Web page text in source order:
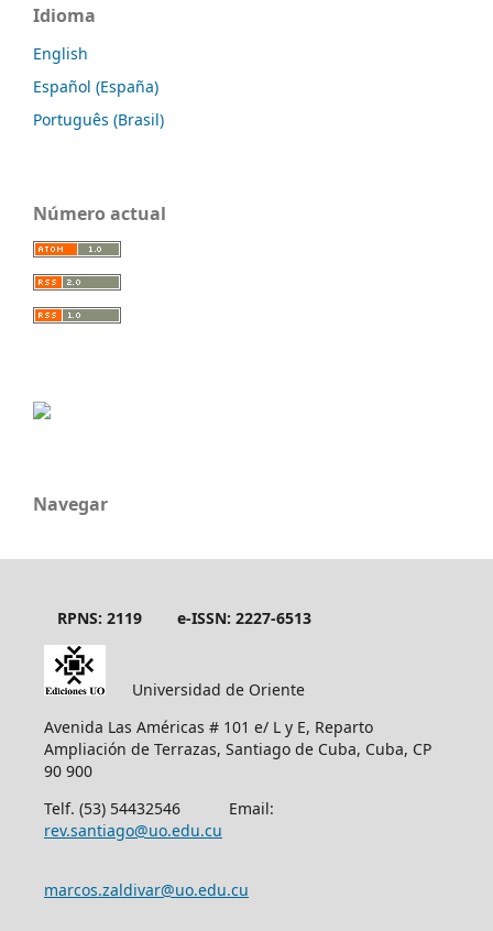
Idioma
English
Español (España)
Português (Brasil)
Número actual
Navegar
RPNS: 2119 e-ISSN: 2227-6513
Universidad de Oriente
Avenida Las Américas # 101 e/ L y E, Reparto
Ampliación de Terrazas, Santiago de Cuba, Cuba, CP
90 900
Telf. (53) 54432546 Email:
rev.santiago@uo.edu.cu
marcos.zaldivar@uo.edu.cu